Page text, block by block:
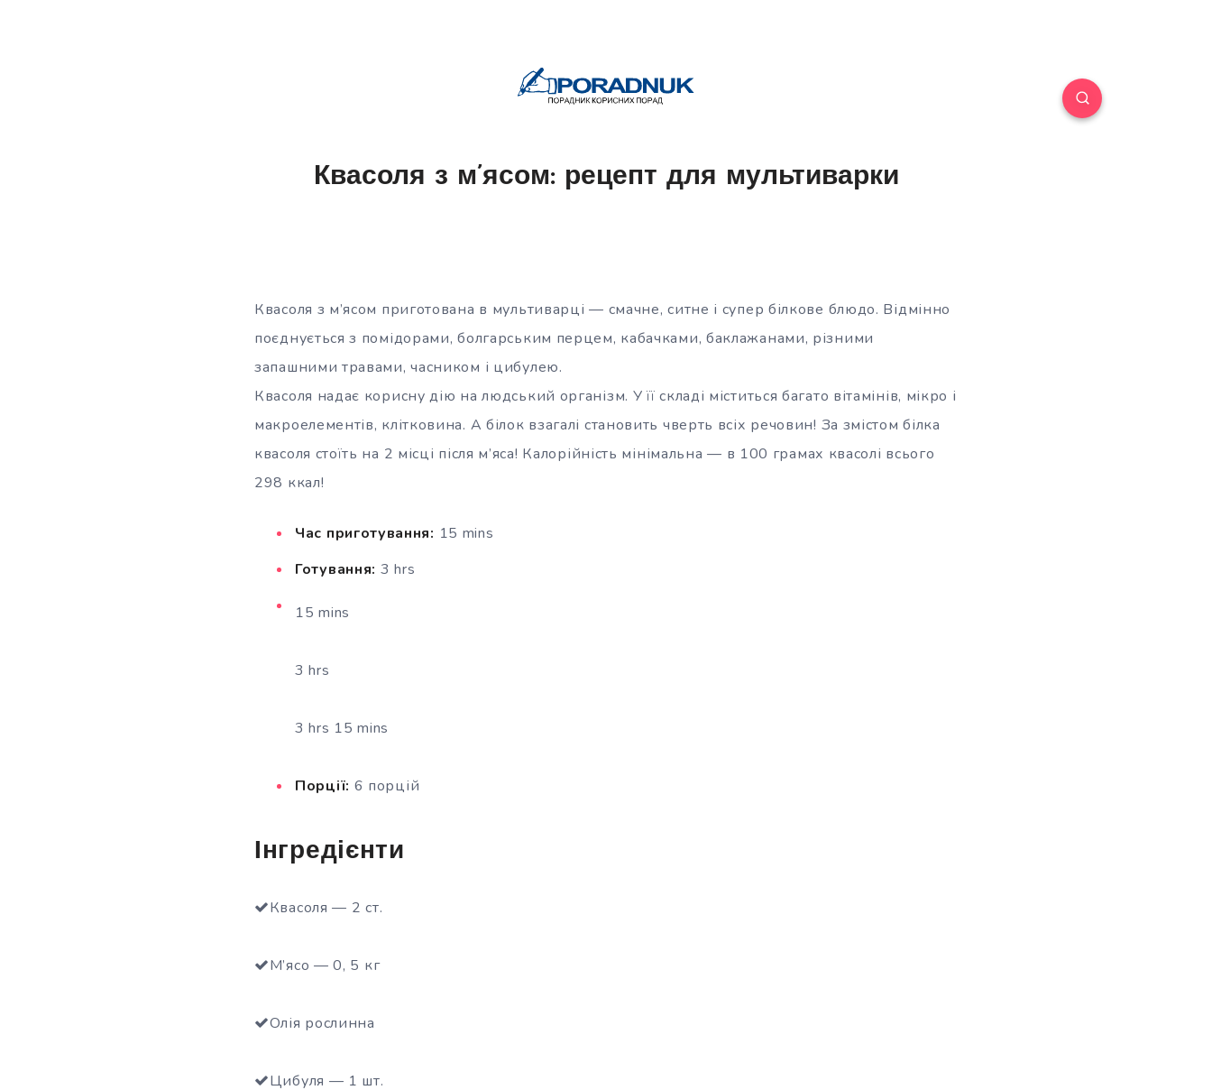
Квасоля з м’ясом: рецепт для мультиварки
Квасоля з м’ясом приготована в мультиварці — смачне, ситне і супер білкове блюдо. Відмінно
поєднується з помідорами, болгарським перцем, кабачками, баклажанами, різними
запашними травами, часником і цибулею.
Квасоля надає корисну дію на людський організм. У її складі міститься багато вітамінів, мікро і
макроелементів, клітковина. А білок взагалі становить чверть всіх речовин! За змістом білка
квасоля стоїть на 2 місці після м’яса! Калорійність мінімальна — в 100 грамах квасолі всього
298 ккал!
Час приготування: 15 mins
Готування: 3 hrs
15 mins
3 hrs
3 hrs 15 mins
Порції: 6 порцій
Інгредієнти
Квасоля — 2 ст.
М’ясо — 0, 5 кг
Олія рослинна
Цибуля — 1 шт.